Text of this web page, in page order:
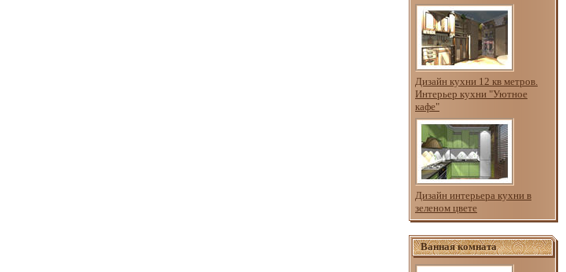
Дизайн кухни 12 кв метров.
Интерьер кухни "Уютное
кафе"
Дизайн интерьера кухни в
зеленом цвете
Ванная комната